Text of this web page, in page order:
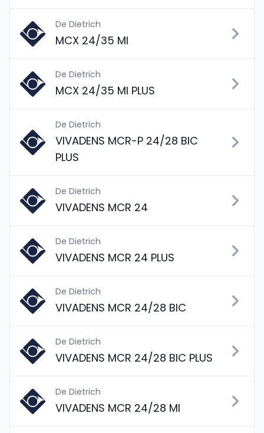
De Dietrich
MCX 24/35 MI
De Dietrich
MCX 24/35 MI PLUS
De Dietrich
VIVADENS MCR-P 24/28 BIC
PLUS
De Dietrich
VIVADENS MCR 24
De Dietrich
VIVADENS MCR 24 PLUS
De Dietrich
VIVADENS MCR 24/28 BIC
De Dietrich
VIVADENS MCR 24/28 BIC PLUS
De Dietrich
VIVADENS MCR 24/28 MI